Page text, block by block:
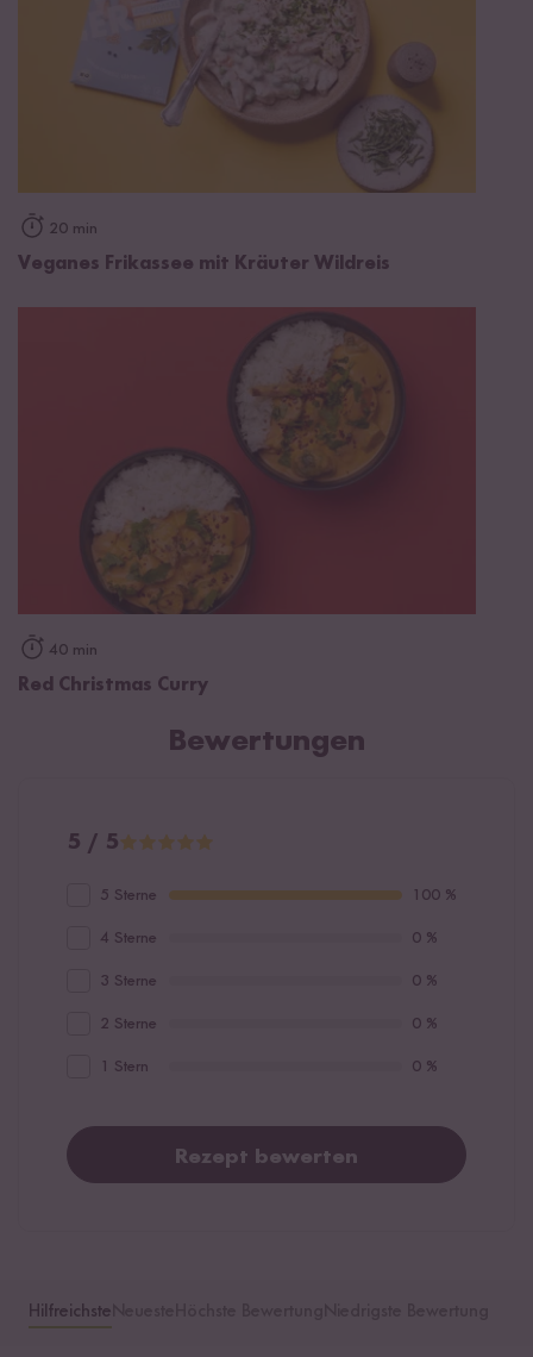
20 min
Veganes Frikassee mit Kräuter Wildreis
40 min
Red Christmas Curry
Bewertungen
5 / 5
5 Sterne 100 %
4 Sterne 0 %
3 Sterne 0 %
2 Sterne 0 %
1 Stern 0 %
Rezept bewerten
Hilfreichste